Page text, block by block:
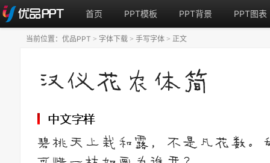
首页 PPT模板 PPT背景 PPT图表
当前位置： 优品PPT > 字体下载 > 手写字体 > 正文